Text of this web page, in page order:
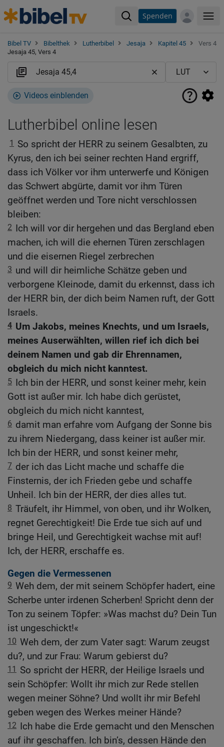
Spenden
Bibel TV Bibelthek Lutherbibel Jesaja Kapitel 45
Vers 4
Jesaja 45, Vers 4
Videos einblenden
Lutherbibel online lesen
1 So spricht der HERR zu seinem Gesalbten, zu
Kyrus, den ich bei seiner rechten Hand ergriff,
dass ich Völker vor ihm unterwerfe und Königen
das Schwert abgürte, damit vor ihm Türen
geöffnet werden und Tore nicht verschlossen
bleiben:
2 Ich will vor dir hergehen und das Bergland eben
machen, ich will die ehernen Türen zerschlagen
und die eisernen Riegel zerbrechen
3 und will dir heimliche Schätze geben und
verborgene Kleinode, damit du erkennst, dass ich
der HERR bin, der dich beim Namen ruft, der Gott
Israels.
4 Um Jakobs, meines Knechts, und um Israels,
meines Auserwählten, willen rief ich dich bei
deinem Namen und gab dir Ehrennamen,
obgleich du mich nicht kanntest.
5 Ich bin der HERR, und sonst keiner mehr, kein
Gott ist außer mir. Ich habe dich gerüstet,
obgleich du mich nicht kanntest,
6 damit man erfahre vom Aufgang der Sonne bis
zu ihrem Niedergang, dass keiner ist außer mir.
Ich bin der HERR, und sonst keiner mehr,
7 der ich das Licht mache und schaffe die
Finsternis, der ich Frieden gebe und schaffe
Unheil. Ich bin der HERR, der dies alles tut.
8 Träufelt, ihr Himmel, von oben, und ihr Wolken,
regnet Gerechtigkeit! Die Erde tue sich auf und
bringe Heil, und Gerechtigkeit wachse mit auf!
Ich, der HERR, erschaffe es.
Gegen die Vermessenen
9 Weh dem, der mit seinem Schöpfer hadert, eine
Scherbe unter irdenen Scherben! Spricht denn der
Ton zu seinem Töpfer: »Was machst du? Dein Tun
ist ungeschickt!«
10 Weh dem, der zum Vater sagt: Warum zeugst
du?, und zur Frau: Warum gebierst du?
11
So spricht der HERR, der Heilige Israels und
sein Schöpfer: Wollt ihr mich zur Rede stellen
wegen meiner Söhne? Und wollt ihr mir Befehl
geben wegen des Werkes meiner Hände?
12 Ich habe die Erde gemacht und den Menschen
auf ihr geschaffen. Ich bin’s, dessen Hände den